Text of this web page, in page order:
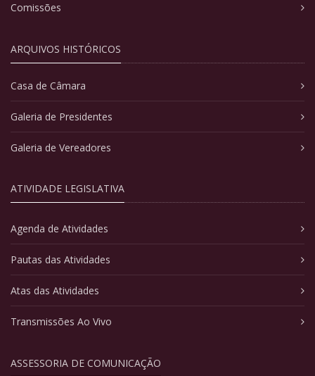
Comissões
ARQUIVOS HISTÓRICOS
Casa de Câmara
Galeria de Presidentes
Galeria de Vereadores
ATIVIDADE LEGISLATIVA
Agenda de Atividades
Pautas das Atividades
Atas das Atividades
Transmissões Ao Vivo
ASSESSORIA DE COMUNICAÇÃO